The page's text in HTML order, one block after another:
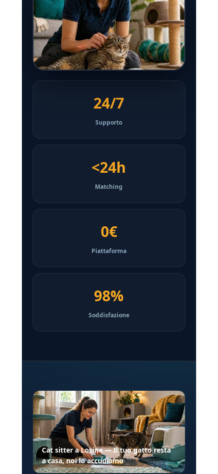
24/7
Supporto
<24h
Matching
0€
Piattaforma
98%
Soddisfazione
Cat sitter a Losine — Il tuo gatto resta
a casa, noi lo accudiamo